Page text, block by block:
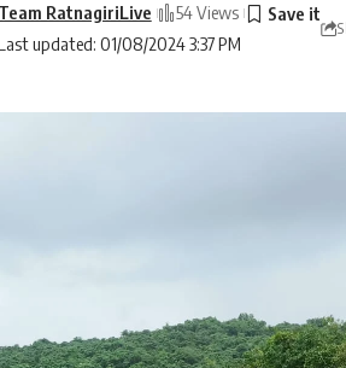
updated: 01/08/2024 3:37 PM
RatnagiriLive 54 Views